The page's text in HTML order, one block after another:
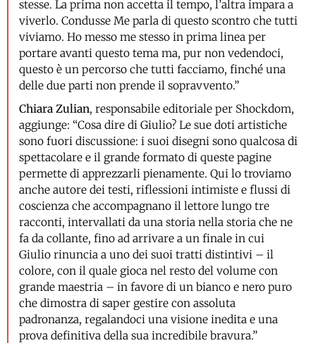
stesse. La prima non accetta il tempo, l’altra impara a
viverlo. Condusse Me parla di questo scontro che tutti
viviamo. Ho messo me stesso in prima linea per
portare avanti questo tema ma, pur non vedendoci,
questo è un percorso che tutti facciamo, finché una
delle due parti non prende il sopravvento.”
Chiara Zulian, responsabile editoriale per Shockdom,
aggiunge: “Cosa dire di Giulio? Le sue doti artistiche
sono fuori discussione: i suoi disegni sono qualcosa di
spettacolare e il grande formato di queste pagine
permette di apprezzarli pienamente. Qui lo troviamo
anche autore dei testi, riflessioni intimiste e flussi di
coscienza che accompagnano il lettore lungo tre
racconti, intervallati da una storia nella storia che ne
fa da collante, fino ad arrivare a un finale in cui
Giulio rinuncia a uno dei suoi tratti distintivi – il
colore, con il quale gioca nel resto del volume con
grande maestria – in favore di un bianco e nero puro
che dimostra di saper gestire con assoluta
padronanza, regalandoci una visione inedita e una
prova definitiva della sua incredibile bravura.”